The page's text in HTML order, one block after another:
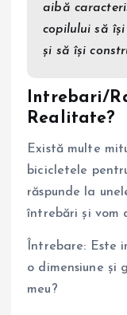
aibă
copilului să
și să își
Intrebari/
Realitate?
Există multe
bicicletele
răspunde la
întrebări și vom
Întrebare: Este
o dimensiune și
meu?